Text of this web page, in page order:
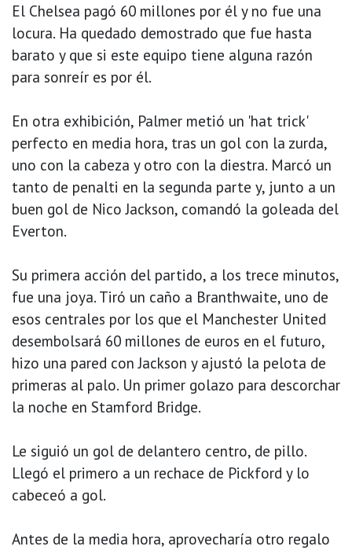
El Chelsea pagó 60 millones por él y no fue una
locura. Ha quedado demostrado que fue hasta
barato y que si este equipo tiene alguna razón
para sonreír es por él.
En otra exhibición, Palmer metió un 'hat trick'
perfecto en media hora, tras un gol con la zurda,
uno con la cabeza y otro con la diestra. Marcó un
tanto de penalti en la segunda parte y, junto a un
buen gol de Nico Jackson, comandó la goleada del
Everton.
Su primera acción del partido, a los trece minutos,
fue una joya. Tiró un caño a Branthwaite, uno de
esos centrales por los que el Manchester United
desembolsará 60 millones de euros en el futuro,
hizo una pared con Jackson y ajustó la pelota de
primeras al palo. Un primer golazo para descorchar
la noche en Stamford Bridge.
Le siguió un gol de delantero centro, de pillo.
Llegó el primero a un rechace de Pickford y lo
cabeceó a gol.
Antes de la media hora, aprovecharía otro regalo